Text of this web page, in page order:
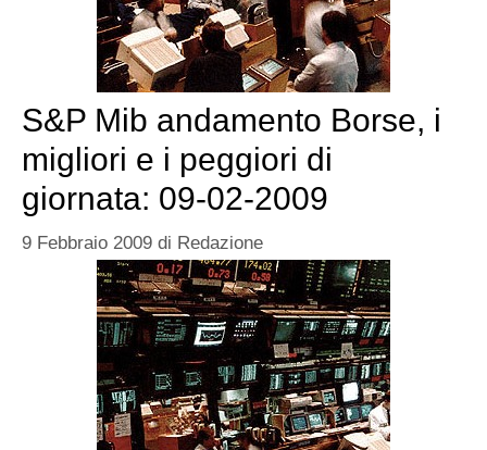
S&P Mib andamento Borse, i
migliori e i peggiori di
giornata: 09-02-2009
9 Febbraio 2009 di Redazione